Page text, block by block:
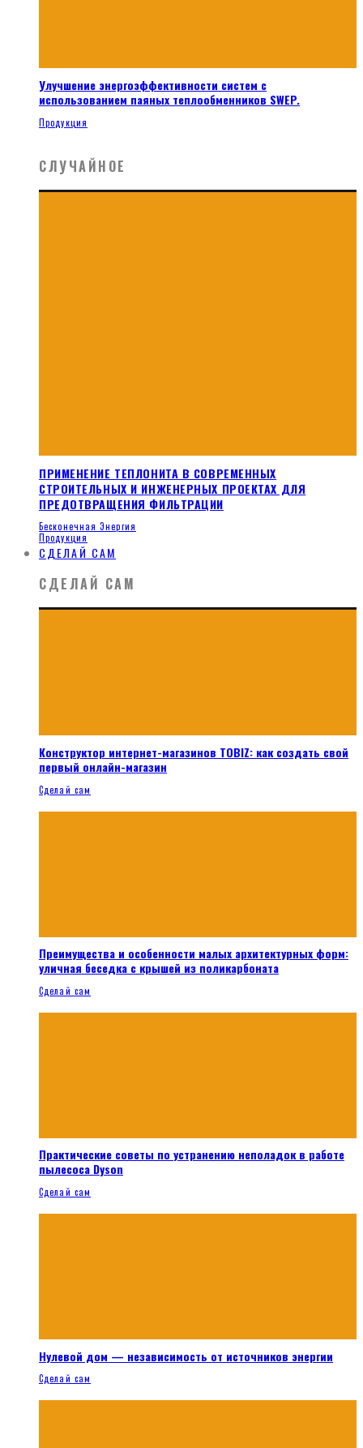
Улучшение энергоэффективности систем с
использованием паяных теплообменников SWEP.
Продукция
СЛУЧАЙНОЕ
ПРИМЕНЕНИЕ ТЕПЛОНИТА В СОВРЕМЕННЫХ
СТРОИТЕЛЬНЫХ И ИНЖЕНЕРНЫХ ПРОЕКТАХ ДЛЯ
ПРЕДОТВРАЩЕНИЯ ФИЛЬТРАЦИИ
Бесконечная Энергия
Продукция
СДЕЛАЙ САМ
СДЕЛАЙ САМ
Конструктор интернет-магазинов TOBIZ: как создать свой
первый онлайн-магазин
Сделай сам
Преимущества и особенности малых архитектурных форм:
уличная беседка с крышей из поликарбоната
Сделай сам
Практические советы по устранению неполадок в работе
пылесоса Dyson
Сделай сам
Нулевой дом — независимость от источников энергии
Сделай сам